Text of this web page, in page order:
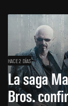
HACE 2 DÍAS
La saga
Bros.